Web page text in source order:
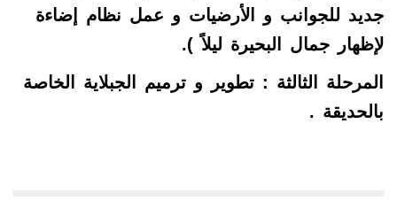
جديد للجوانب و الأرضيات و عمل نظام إضاءة
لإظهار جمال البحيرة ليلاً ).
المرحلة الثالثة : تطوير و ترميم الجبلاية الخاصة
بالحديقة .